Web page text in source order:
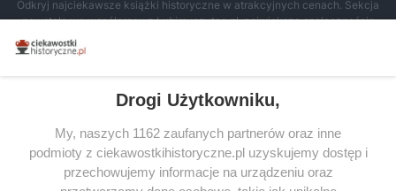
Odkryj najciekawsze książki historyczne w atrakcyjnych cenach. Sekcja
powstała we współpracy z Lubimyczytac.pl, największą społecznością
miłośników literatury w Polsce – dzięki temu możesz wybierać spośród
tytułów najwyżej ocenianych przez czytelników.
SERWIS
Drogi Użytkowniku,
My, naszych 1162 zaufanych partnerów oraz inne
podmioty z ciekawostkihistoryczne.pl uzyskujemy dostęp i
przechowujemy informacje na urządzeniu oraz